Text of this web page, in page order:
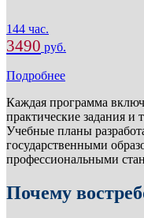
144 час.
3490 руб.
Подробнее
Каждая программа
практические задания и
Учебные планы
государственными
профессиональными
Почему